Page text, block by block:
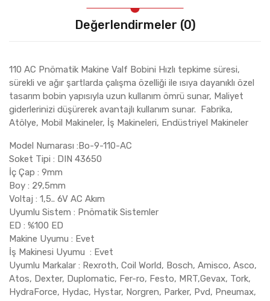
Değerlendirmeler (0)
110 AC Pnömatik Makine Valf Bobini Hızlı tepkime süresi,
sürekli ve ağır şartlarda çalışma özelliği ile ısıya dayanıklı özel
tasarım bobin yapısıyla uzun kullanım ömrü sunar, Maliyet
giderlerinizi düşürerek avantajlı kullanım sunar. Fabrika,
Atölye, Mobil Makineler, İş Makineleri, Endüstriyel Makineler
Model Numarası :Bo-9-110-AC
Soket Tipi : DIN 43650
İç Çap : 9mm
Boy : 29,5mm
Voltaj : 1,5.. 6V AC Akım
Uyumlu Sistem : Pnömatik Sistemler
ED : %100 ED
Makine Uyumu : Evet
İş Makinesi Uyumu : Evet
Uyumlu Markalar : Rexroth, Coil World, Bosch, Amisco, Asco,
Atos, Dexter, Duplomatic, Fer-ro, Festo, MRT,Gevax, Tork,
HydraForce, Hydac, Hystar, Norgren, Parker, Pvd, Pneumax,